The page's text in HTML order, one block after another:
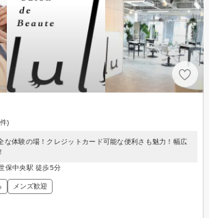
)
な体験の場！クレジットカード可能な便利さも魅力！幅広
保中央駅 徒歩5分
メンズ歓迎